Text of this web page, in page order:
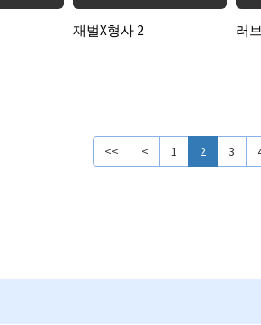
재벌X형사 2 러
<< < 1 2 3